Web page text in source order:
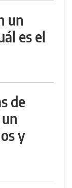
un
es el
de
y